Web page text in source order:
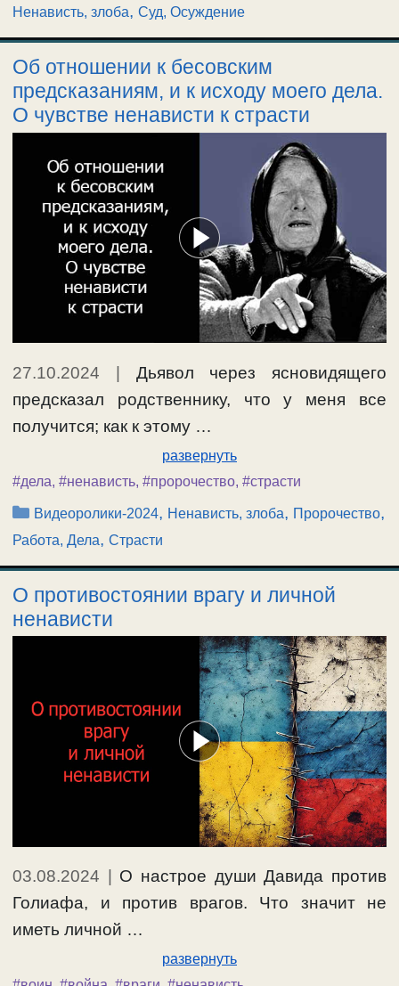
Ненависть, злоба, Суд, Осуждение
Об отношении к бесовским
предсказаниям, и к исходу моего дела.
О чувстве ненависти к страсти
27.10.2024 | Дьявол через ясновидящего
предсказал родственнику, что у меня все
получится; как к этому …
развернуть
#дела, #ненависть, #пророчество, #страсти
Рубрики
Видеоролики-2024, Ненависть, злоба, Пророчество,
Работа, Дела, Страсти
О противостоянии врагу и личной
ненависти
03.08.2024
О настрое души Давида против
Голиафа, и против врагов. Что значит не
иметь личной …
развернуть